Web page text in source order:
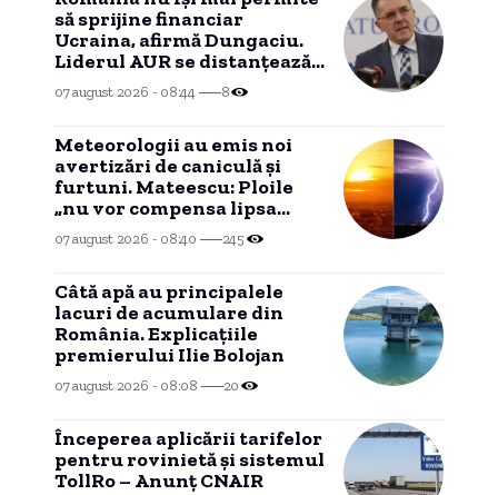
să sprijine financiar
Ucraina, afirmă Dungaciu.
Liderul AUR se distanțează
de discursul lui Simion.
07 august 2026 - 08:44 8
Meteorologii au emis noi
avertizări de caniculă și
furtuni. Mateescu: Ploile
„nu vor compensa lipsa
acută” de apă
07 august 2026 - 08:40 245
Câtă apă au principalele
lacuri de acumulare din
România. Explicațiile
premierului Ilie Bolojan
07 august 2026 - 08:08 20
Începerea aplicării tarifelor
pentru rovinietă și sistemul
TollRo – Anunț CNAIR